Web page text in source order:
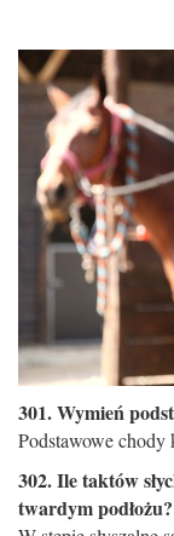
301. Wymień
Podstawowe chody
302. Ile taktów
twardym podłożu?